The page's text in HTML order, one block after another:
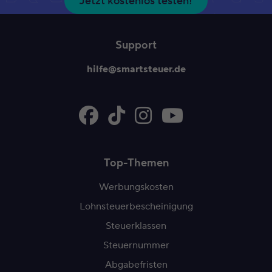
Support
hilfe@smartsteuer.de
Top-Themen
Werbungskosten
Lohnsteuerbescheinigung
Steuerklassen
Steuernummer
Abgabefristen